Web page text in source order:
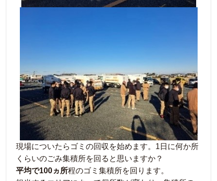
現場についたらゴミの回収を始めます。1日に何か所
くらいのごみ集積所を回ると思いますか？
平均で100ヵ所程のゴミ集積所を回ります。